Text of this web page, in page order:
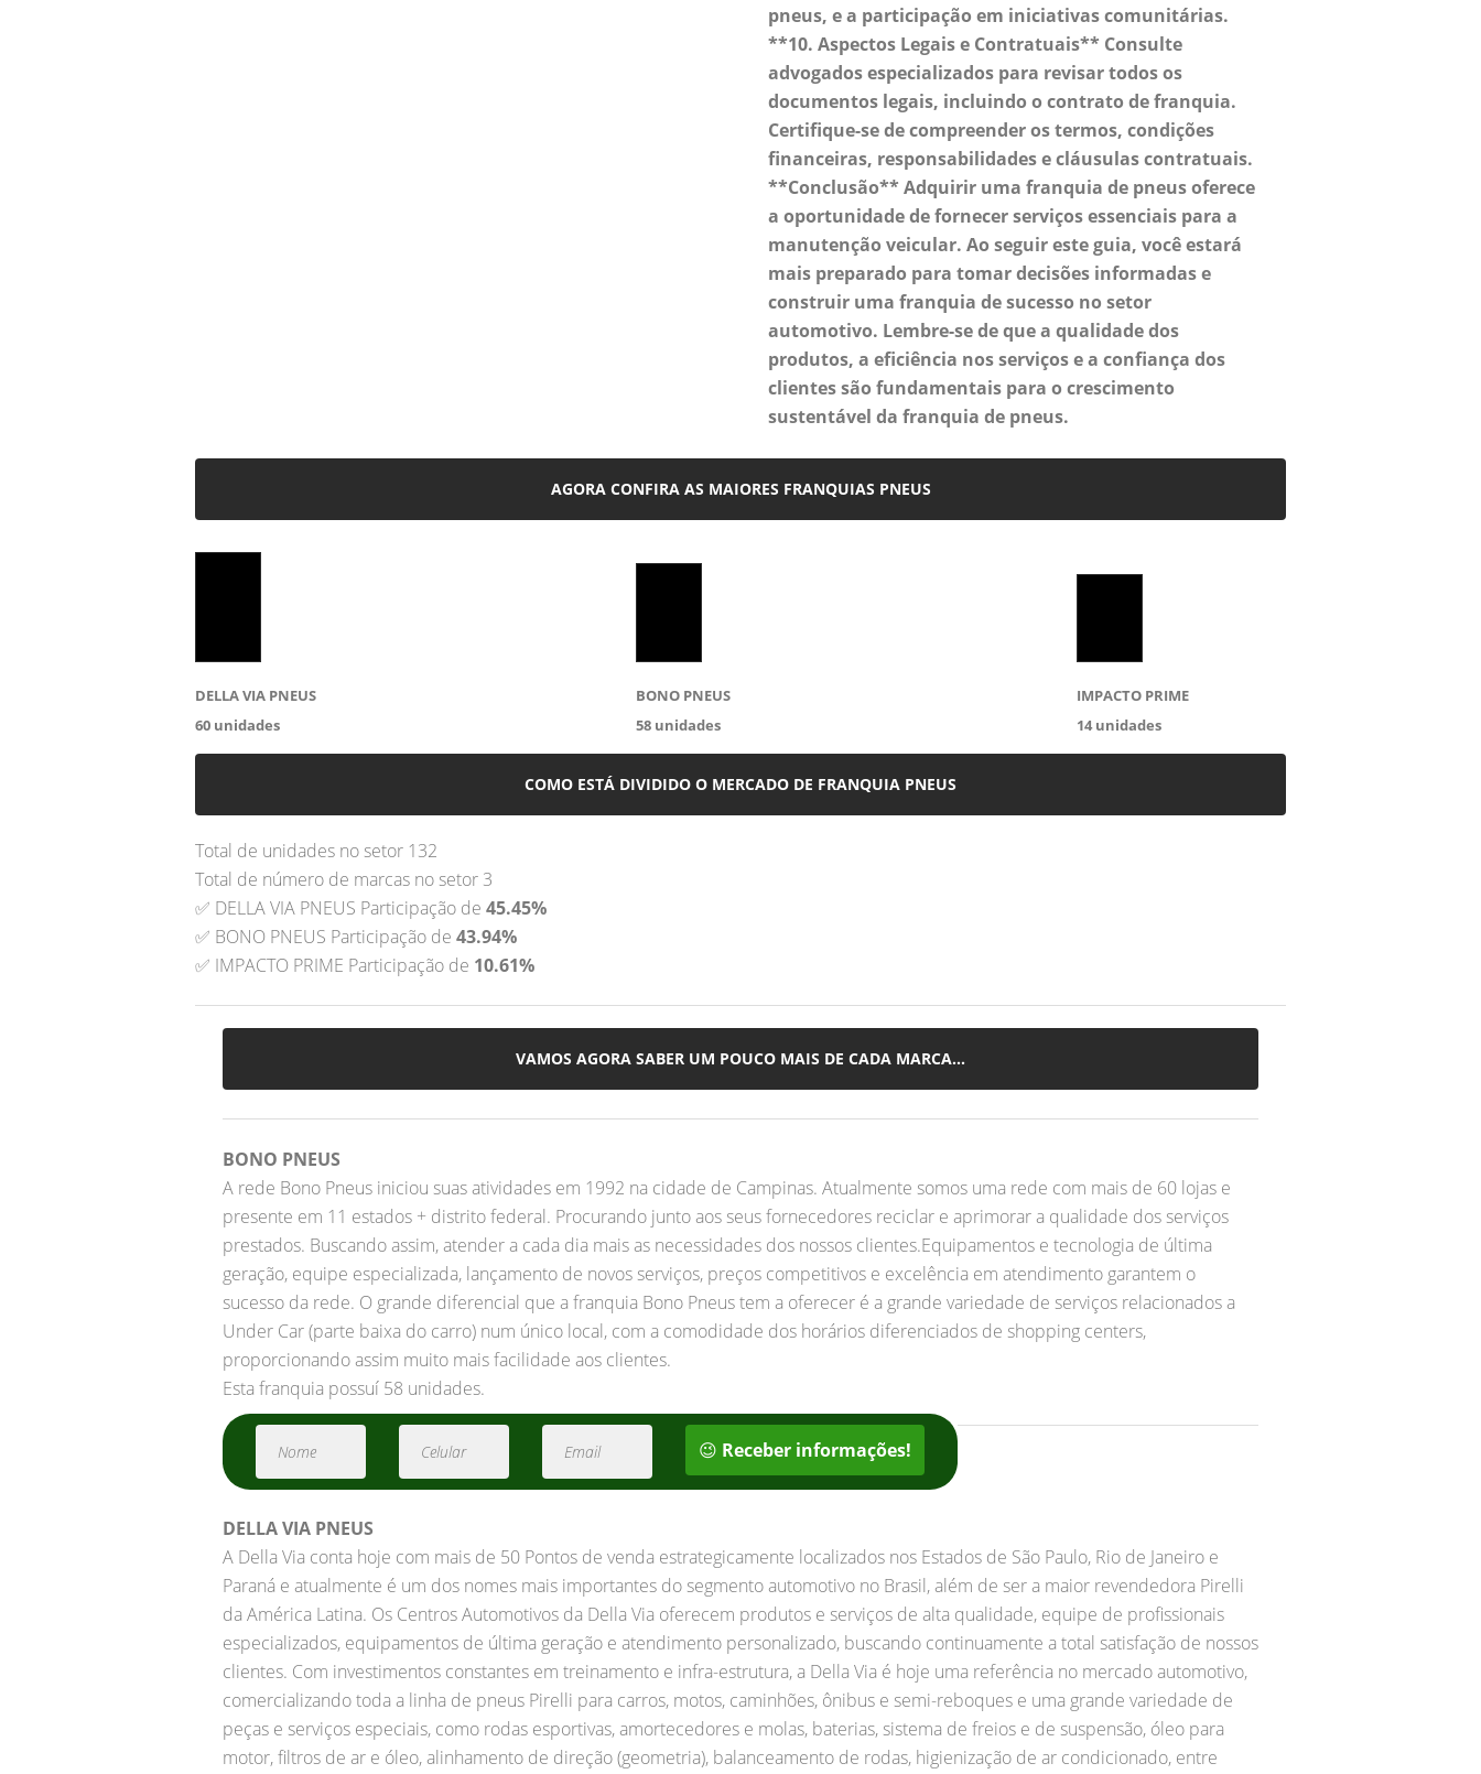
pneus, e a participação em iniciativas comunitárias.
**10. Aspectos Legais e Contratuais** Consulte
advogados especializados para revisar todos os
documentos legais, incluindo o contrato de franquia.
Certifique-se de compreender os termos, condições
financeiras, responsabilidades e cláusulas contratuais.
**Conclusão** Adquirir uma franquia de pneus oferece
a oportunidade de fornecer serviços essenciais para a
manutenção veicular. Ao seguir este guia, você estará
mais preparado para tomar decisões informadas e
construir uma franquia de sucesso no setor
automotivo. Lembre-se de que a qualidade dos
produtos, a eficiência nos serviços e a confiança dos
clientes são fundamentais para o crescimento
sustentável da franquia de pneus.
AGORA CONFIRA AS MAIORES FRANQUIAS PNEUS
DELLA VIA PNEUS
60 unidades
BONO PNEUS
58 unidades
IMPACTO PRIME
14unidades
COMO ESTÁ DIVIDIDO O MERCADO DE FRANQUIA PNEUS
Total de unidades no setor 132
Total de número de marcas no setor 3
✅ DELLA VIA PNEUS Participação de 45.45%
✅ BONO PNEUS Participação de 43.94%
✅ IMPACTO PRIME Participação de 10.61%
VAMOS AGORA SABER UM POUCO MAIS DE CADA MARCA...
BONO PNEUS
A rede Bono Pneus iniciou suas atividades em 1992 na cidade de Campinas. Atualmente somos uma rede com mais de 60 lojas e
presente em 11 estados + distrito federal. Procurando junto aos seus fornecedores reciclar e aprimorar a qualidade dos serviços
prestados. Buscando assim, atender a cada dia mais as necessidades dos nossos clientes.Equipamentos e tecnologia de última
geração, equipe especializada, lançamento de novos serviços, preços competitivos e excelência em atendimento garantem o
sucesso da rede. O grande diferencial que a franquia Bono Pneus tem a oferecer é a grande variedade de serviços relacionados a
Under Car (parte baixa do carro) num único local, com a comodidade dos horários diferenciados de shopping centers,
proporcionando assim muito mais facilidade aos clientes.
Esta franquia possuí 58 unidades.
😉 Receber informações!
DELLA VIA PNEUS
A Della Via conta hoje com mais de 50 Pontos de venda estrategicamente localizados nos Estados de São Paulo, Rio de Janeiro e
Paraná e atualmente é um dos nomes mais importantes do segmento automotivo no Brasil, além de ser a maior revendedora Pirelli
da América Latina. Os Centros Automotivos da Della Via oferecem produtos e serviços de alta qualidade, equipe de profissionais
especializados, equipamentos de última geração e atendimento personalizado, buscando continuamente a total satisfação de nossos
clientes. Com investimentos constantes em treinamento e infra-estrutura, a Della Via é hoje uma referência no mercado automotivo,
comercializando toda a linha de pneus Pirelli para carros, motos, caminhões, ônibus e semi-reboques e uma grande variedade de
peças e serviços especiais, como rodas esportivas, amortecedores e molas, baterias, sistema de freios e de suspensão, óleo para
motor, filtros de ar e óleo, alinhamento de direção (geometria), balanceamento de rodas, higienização de ar condicionado, entre